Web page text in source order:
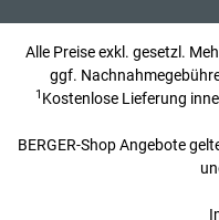
Alle Preise exkl. gesetzl.
ggf.
1 Kostenlose Lieferung
BERGER-Shop Angebote